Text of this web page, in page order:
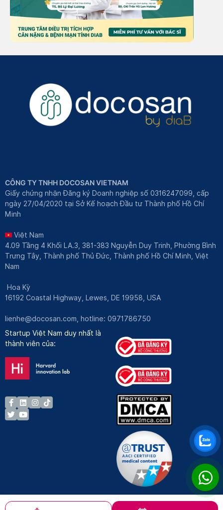
CÔNG TY TNHH DOCOSAN VIETNAM
Giấy chứng nhận Đăng ký Doanh nghiệp số 0316247099, cấp
ngày 27/04/2020 tại Sở Kế hoạch Đầu tư Thành phố Hồ Chí
Minh
Việt Nam
4.09 Tầng 4 Khối LA.3, 381-383 Nguyễn Duy Trinh, Phường Bình
Trưng Tây, Thành phố Thủ Đức, Thành phố Hồ Chí Minh, Việt
Nam
Hoa Kỳ
16192 Coastal Highway, Lewes, DE 19958, USA
lienhe@docosan.com , hotline: 0971786750
Startup Việt Nam duy nhất là
thành viên của: